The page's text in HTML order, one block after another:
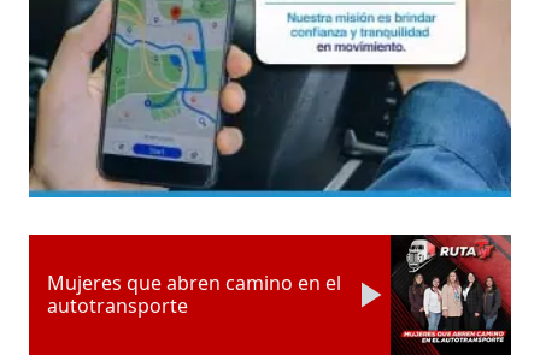
Mujeres que abren camino en el
autotransporte